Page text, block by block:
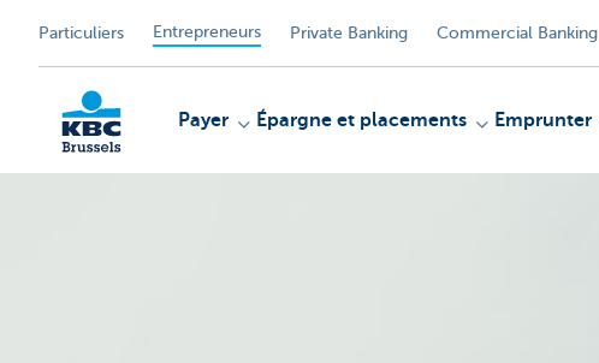
Particuliers Entrepreneurs Private Banking Commercial Banking
Payer Épargne et placements Emprunter